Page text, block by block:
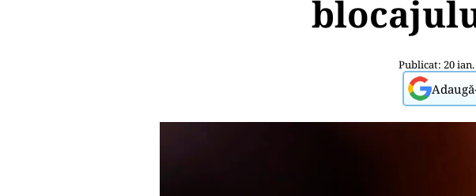
Publicat: 20 ian.